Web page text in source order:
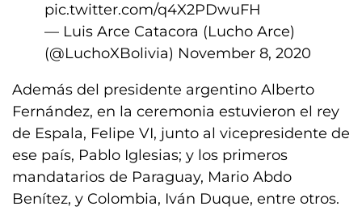
pic.twitter.com/q4X2PDwuFH
— Luis Arce Catacora (Lucho Arce)
(@LuchoXBolivia) November 8, 2020
Además del presidente argentino Alberto
Fernández, en la ceremonia estuvieron el rey
de Espala, Felipe VI, junto al vicepresidente de
ese país, Pablo Iglesias; y los primeros
mandatarios de Paraguay, Mario Abdo
Benítez, y Colombia, Iván Duque, entre otros.